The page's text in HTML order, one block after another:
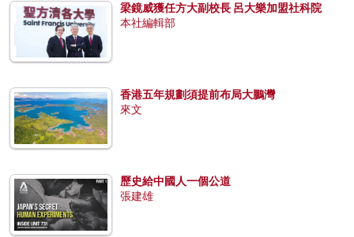
梁鏡威獲任方大副校長 呂大樂加盟社科院
本社編輯部
香港五年規劃須提前布局大鵬灣
來文
歷史給中國人一個公道
張建雄